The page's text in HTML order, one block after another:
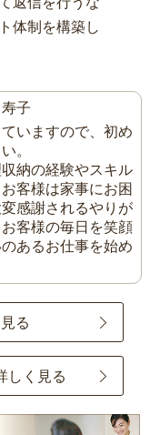
体制を構築し
子
いますので、初め
。
納の経験やスキル
客様は家事にお困
感謝されるやりが
客様の毎日を笑顔
あるお仕事を始め
る
しく見る